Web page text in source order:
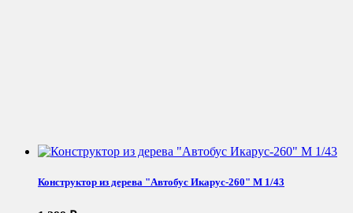
Конструктор из дерева "Автобус Икарус-260" М 1/43